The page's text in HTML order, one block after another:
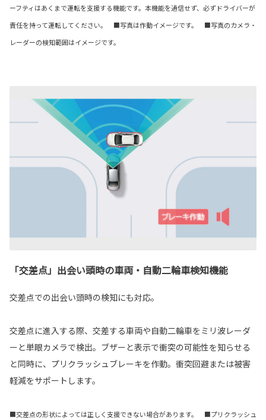
ーフティはあくまで運転を支援する機能です。本機能を過信せず、必ずドライバーが
責任を持って運転してください。 ■写真は作動イメージです。 ■写真のカメラ・
レーダーの検知範囲はイメージです。
「交差点」出会い頭時の車両・自動二輪車検知機能
交差点での出会い頭時の検知にも対応。
交差点に進入する際、交差する車両や自動二輪車をミリ波レーダ
ーと単眼カメラで検出。ブザーと表示で衝突の可能性を知らせる
と同時に、プリクラッシュブレーキを作動。衝突回避または被害
軽減をサポートします。
■交差点の形状によっては正しく支援できない場合があります。 ■プリクラッシュ